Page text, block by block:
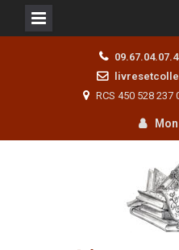
RCS 450 528 237